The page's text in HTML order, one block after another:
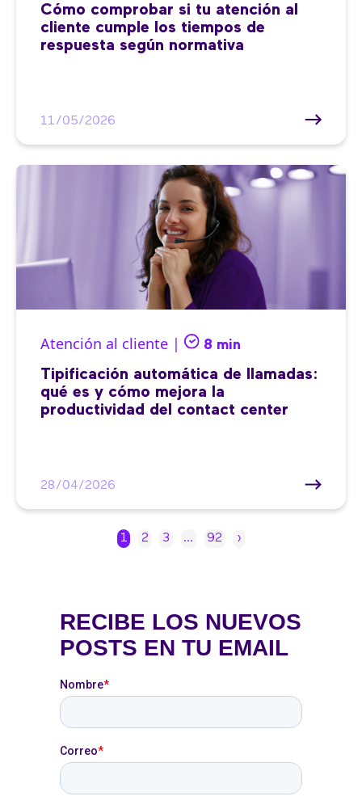
Cómo comprobar si tu atención al
cliente cumple los tiempos de
respuesta según normativa
11/05/2026
Atención al cliente | 8 min
Tipificación automática de llamadas:
qué es y cómo mejora la
productividad del contact center
28/04/2026
1 2 3 … 92 ›